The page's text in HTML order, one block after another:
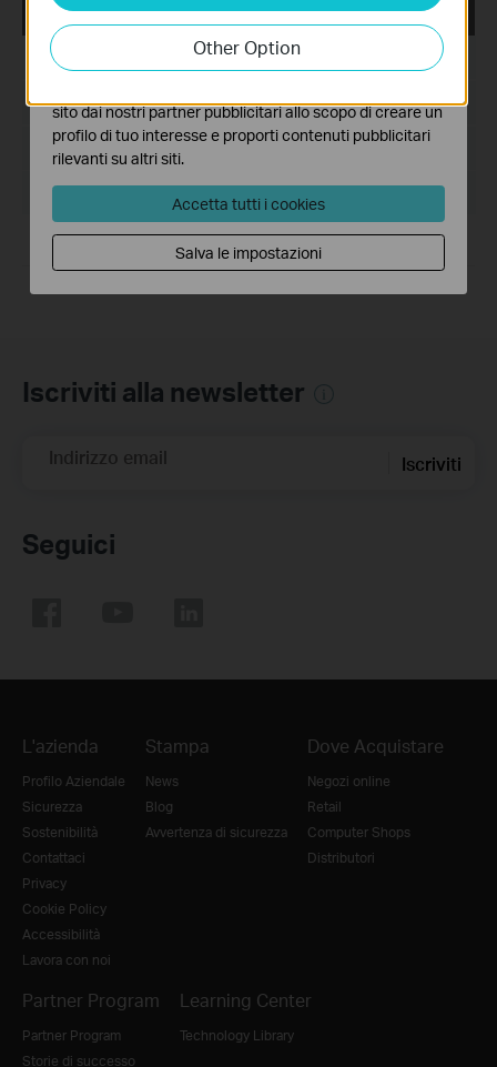
UB500(UN)_V3_Win7_Win8.1
Data di pubblicazione:2025-03-14
Lingua:Multi-language
Dimensioni file:
Sistema operativo: win7x64x86,win8.1x64x86
Supports Bluetooth 5.4.
Iscriviti alla newsletter
Indirizzo email Iscriviti
Seguici
L'azienda
Profilo Aziendale
Sicurezza
Sostenibilità
Contattaci
Privacy
Cookie Policy
Accessibilità
Lavora con noi
Stampa
News
Blog
Avvertenza di sicurezza
Dove Acquistare
Negozi online
Retail
Computer Shops
Distributori
Partner Program
Partner Program
Storie di successo
Learning Center
Technology Library
Other Option
I cookies analitici ci permettono di analizzare le tue
attività sul nostro sito allo scopo di migliorarne le
funzionalità.
sito dai nostri partner pubblicitari allo scopo di creare un
profilo di tuo interesse e proporti contenuti pubblicitari
rilevanti su altri siti.
Accetta tutti i cookies
Salva le impostazioni